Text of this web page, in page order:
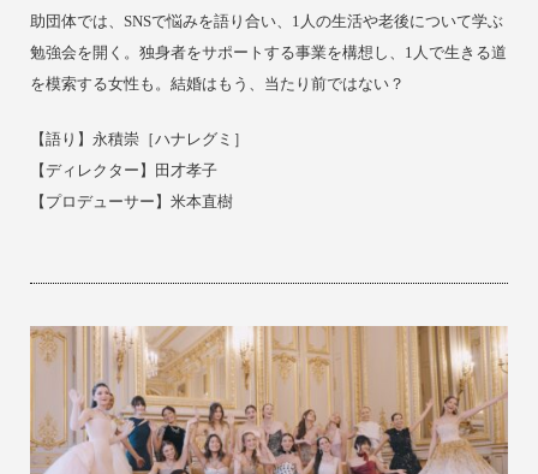
助団体では、SNSで悩みを語り合い、1人の生活や老後について学ぶ
勉強会を開く。独身者をサポートする事業を構想し、1人で生きる道
を模索する女性も。結婚はもう、当たり前ではない？
【語り】 永積崇［ハナレグミ］
【ディレクター】田才孝子
【プロデューサー】米本直樹